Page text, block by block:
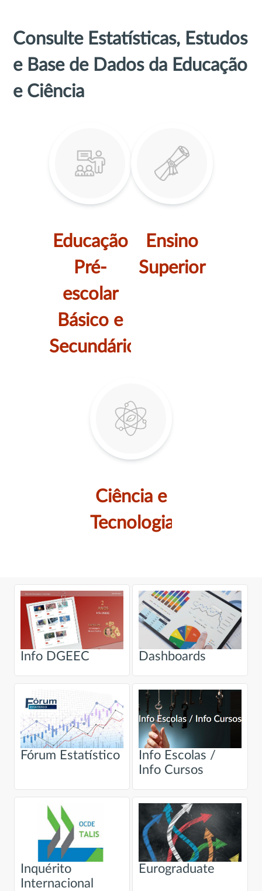
Consulte Estatísticas, Estudos
e Base de Dados da Educação
e Ciência
Educação
Pré-
escolar
Básico e
Secundário
Ensino
Superior
Ciência e
Tecnologia
Info DGEEC Dashboards
Fórum Estatístico
Info Escolas /
Info Cursos
Inquérito
Internacional
Eurograduate